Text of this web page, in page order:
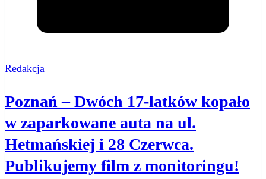
Redakcja
Poznań – Dwóch 17-latków kopało
w zaparkowane auta na ul.
Hetmańskiej i 28 Czerwca.
Publikujemy film z monitoringu!